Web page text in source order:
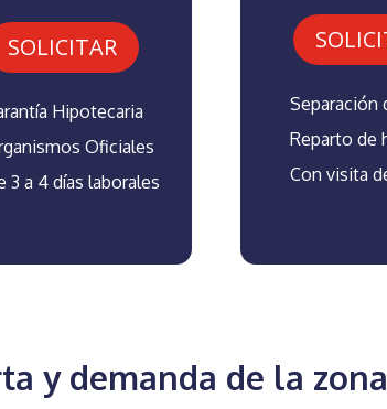
SOLICITAR
Hipotecaria
Oficiales
3 a 4 días laborales
Separación
Reparto de
Con visita
y demanda de la zona